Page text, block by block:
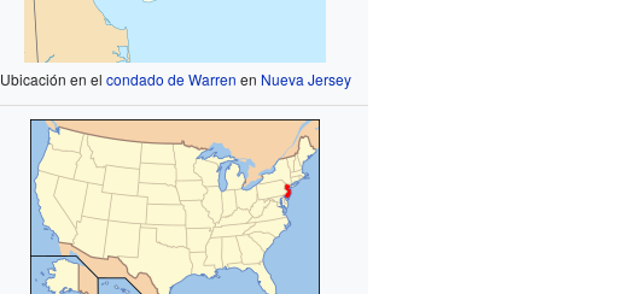
Ubicación en el condado de Warren en Nueva Jersey